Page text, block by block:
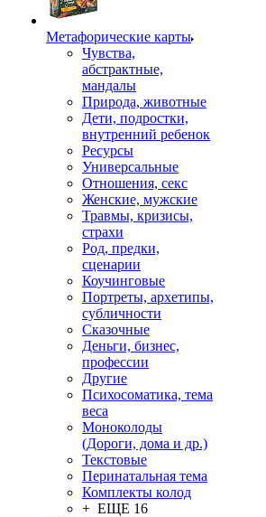
Mетафорические карты
Чувства,
абстрактные,
мандалы
Природа, животные
Дети, подростки,
внутренний ребенок
Ресурсы
Универсальные
Отношения, секс
Женские, мужские
Травмы, кризисы,
страхи
Род, предки,
сценарии
Коучинговые
Портреты, архетипы,
субличности
Сказочные
Деньги, бизнес,
профессии
Другие
Психосоматика, тема
веса
Моноколоды
(Дороги, дома и др.)
Текстовые
Перинатальная тема
Комплекты колод
+ ЕЩЕ 16